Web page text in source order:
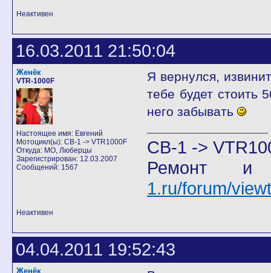
Неактивен
16.03.2011 21:50:04
Женёк
VTR-1000F
Настоящее имя: Евгений
Мотоцикл(ы): CB-1 -> VTR1000F
Откуда: МО, Люберцы
Зарегистрирован: 12.03.2007
Сообщений: 1567
Я вернулся,
тебе будет стоить
него забывать
CB-1 ->
Ремонт и
1.ru/forum/
Неактивен
04.04.2011 19:52:43
Женёк